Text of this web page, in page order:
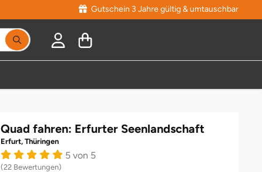
Gutschein 3 Jahre gültig & umtauschbar
Quad fahren: Erfurter Seenlandschaft
Erfurt, Thüringen
5 von 5
(22 Bewertungen)